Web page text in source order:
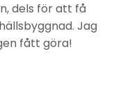
dels för att få
Jag
fått göra!